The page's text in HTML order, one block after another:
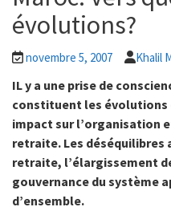
évolutions?
novembre 5, 2007 Khalil
IL y a une prise de
constituent les évolutions
impact sur l’organisation
retraite. Les déséquilibres
retraite, l’élargissement
gouvernance du système
d’ensemble.